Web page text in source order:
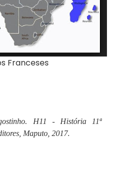
Franceses
H11 - História 11ª
Maputo, 2017.